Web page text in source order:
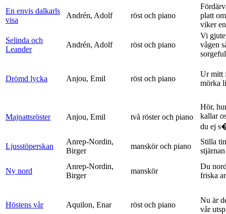
En envis dalkarls
visa
Andrén, Adolf röst och piano
platt
viker
Selinda och
Leander
Andrén, Adolf röst och piano
Vi
vågen
Drömd lycka Anjou, Emil röst och piano
Ur mitt
mörka
Majnattsröster Anjou, Emil två röster och piano
Hör,
kallar
du ej
Ljusstöperskan
Anrep-Nordin,
Birger
manskör och piano
Stilla
stjärnan
Ny nord
Anrep-Nordin,
Birger
manskör
Du
friska
Höstens vår Aquilon, Enar röst och piano
Nu är
vår